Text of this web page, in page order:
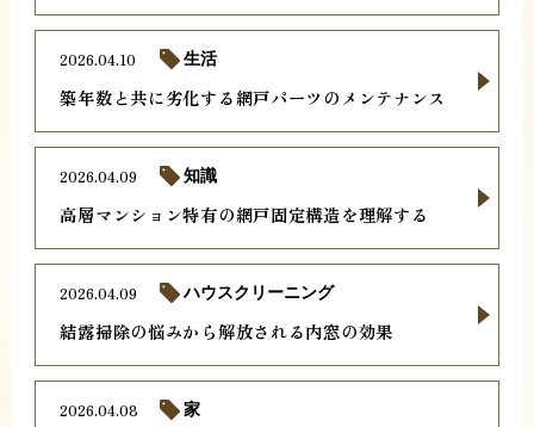
築年数と共に劣化する網戸パーツのメンテナンス
2026.04.10 生活
高層マンション特有の網戸固定構造を理解する
2026.04.09 知識
結露掃除の悩みから解放される内窓の効果
2026.04.09 ハウスクリーニング
2026.04.08 家